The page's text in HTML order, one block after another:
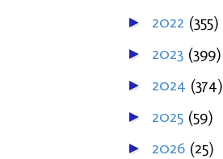
► 2022 (355)
► 2023 (399)
► 2024 (374)
► 2025 (59)
► 2026 (25)